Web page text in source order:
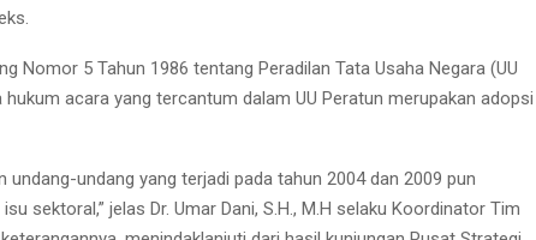
Nomor 5 Tahun 1986 tentang Peradilan Tata Usaha Negara (UU
acara yang tercantum dalam UU Peratun merupakan adopsi
undang-undang yang terjadi pada tahun 2004 dan 2009 pun
sektoral,” jelas Dr. Umar Dani, S.H., M.H selaku Koordinator Tim